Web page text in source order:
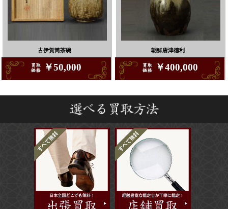
古伊賀筒茶碗
￥50,000
朝鮮唐津徳利
￥400,000